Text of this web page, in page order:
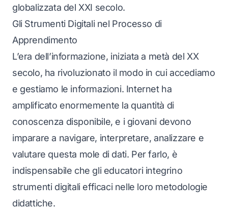
globalizzata del XXI secolo.
Gli Strumenti Digitali nel Processo di
Apprendimento
L’era dell’informazione, iniziata a metà del XX
secolo, ha rivoluzionato il modo in cui accediamo
e gestiamo le informazioni. Internet ha
amplificato enormemente la quantità di
conoscenza disponibile, e i giovani devono
imparare a navigare, interpretare, analizzare e
valutare questa mole di dati. Per farlo, è
indispensabile che gli educatori integrino
strumenti digitali efficaci nelle loro metodologie
didattiche.